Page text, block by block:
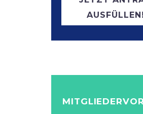
AUSFÜLLEN!